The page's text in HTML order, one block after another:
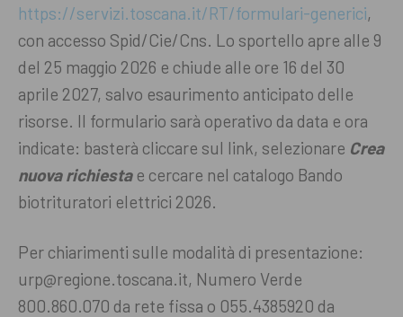
https://servizi.toscana.it/RT/formulari-generici,
con accesso Spid/Cie/Cns. Lo sportello apre alle 9
del 25 maggio 2026 e chiude alle ore 16 del 30
aprile 2027, salvo esaurimento anticipato delle
risorse. Il formulario sarà operativo da data e ora
indicate: basterà cliccare sul link, selezionare Crea
nuova richiestae cercare nel catalogo Bando
biotrituratori elettrici 2026.
Per chiarimenti sulle modalità di presentazione:
urp@regione.toscana.it, Numero Verde
800.860.070 da rete fissa o 055.4385920 da